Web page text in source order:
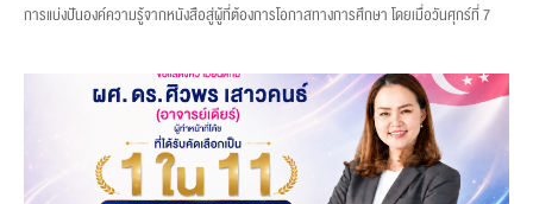
การแบ่งปันองค์ความรู้จากหนังสือสู่ผู้ที่ต้องการโอกาสทางการศึกษา โดยเมื่อวันศุกร์ที่ 7